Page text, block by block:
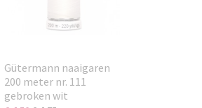
Gütermann naaigaren
200 meter nr. 111
gebroken wit